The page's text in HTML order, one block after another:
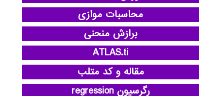
محاسبات موازی
برازش منحنی
ATLAS.ti
مقاله و کد متلب
رگرسیون regression